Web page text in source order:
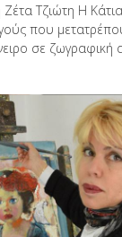
Κάτια Βαρβάκη ανήκει
που
σε